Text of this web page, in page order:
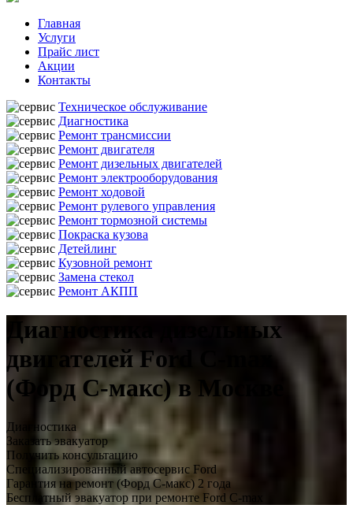
Главная
Услуги
Прайс лист
Акции
Контакты
Техническое обслуживание
Диагностика
Ремонт трансмиссии
Ремонт двигателя
Ремонт дизельных двигателей
Ремонт электрооборудования
Ремонт ходовой
Ремонт рулевого управления
Ремонт тормозной системы
Покраска кузова
Детейлинг
Кузовной ремонт
Замена стекол
Ремонт АКПП
Диагностика дизельных
двигателей Ford C-max
(Форд С-макс) в Москве
Диагностика
Заказать эвакуатор
Получить консультацию
Специализированный автосервис Ford
Гарантия на ремонт (Форд С-макс) 2 года
Бесплатный эвакуатор при ремонте Ford C-max